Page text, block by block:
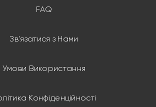
FAQ
Зв'язатися з Нами
Умови Використання
Конфіденційності